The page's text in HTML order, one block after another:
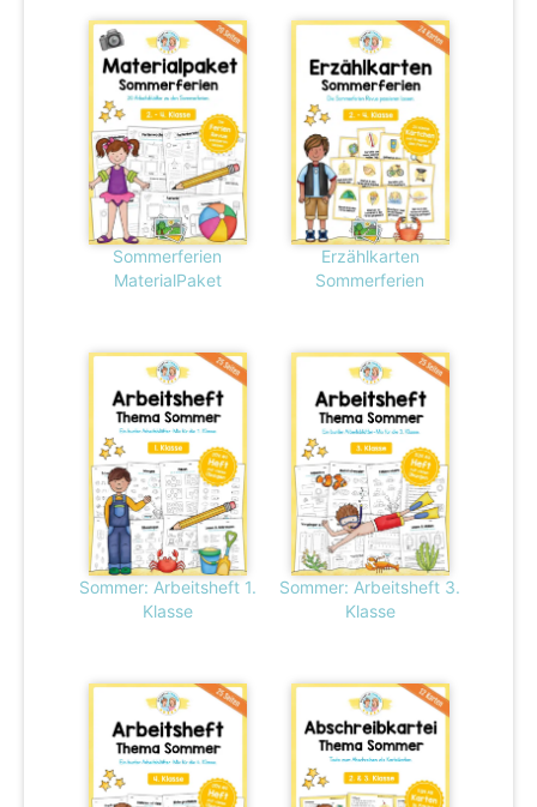
Sommerferien
MaterialPaket
Erzählkarten
Sommerferien
Sommer: Arbeitsheft 1.
Klasse
Sommer: Arbeitsheft 3.
Klasse